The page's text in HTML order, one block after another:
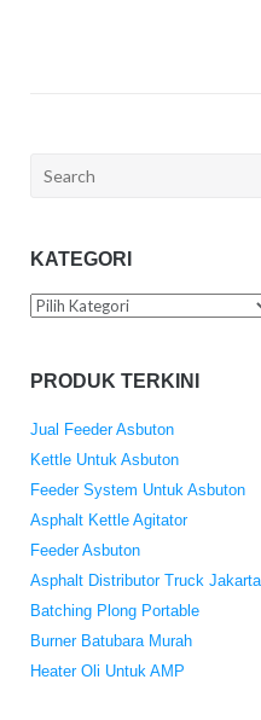
Search
KATEGORI
Kategori
PRODUK TERKINI
Jual Feeder Asbuton
Kettle Untuk Asbuton
Feeder System Untuk Asbuton
Asphalt Kettle Agitator
Feeder Asbuton
Asphalt Distributor Truck Jakarta
Batching Plong Portable
Burner Batubara Murah
Heater Oli Untuk AMP